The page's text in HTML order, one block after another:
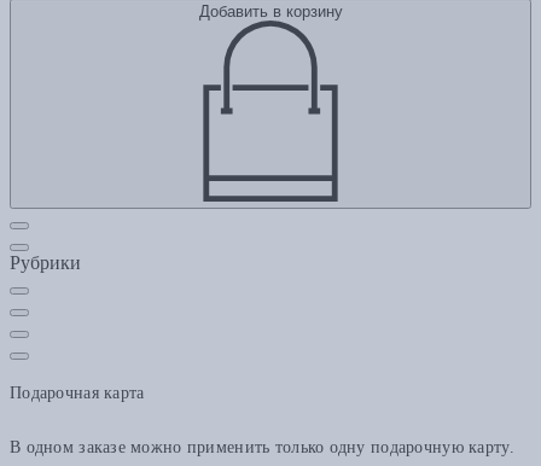
Добавить в корзину
Рубрики
Подарочная карта
В одном заказе можно применить только одну подарочную карту.